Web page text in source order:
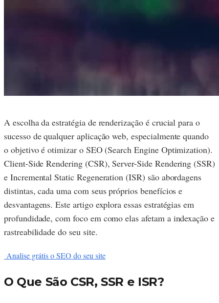
A escolha da estratégia de renderização é crucial para o
sucesso de qualquer aplicação web, especialmente quando
o objetivo é otimizar o SEO (Search Engine Optimization).
Client-Side Rendering (CSR), Server-Side Rendering (SSR)
e Incremental Static Regeneration (ISR) são abordagens
distintas, cada uma com seus próprios benefícios e
desvantagens. Este artigo explora essas estratégias em
profundidade, com foco em como elas afetam a indexação e
rastreabilidade do seu site.
Analise grátis o SEO do seu site
O Que São CSR, SSR e ISR?